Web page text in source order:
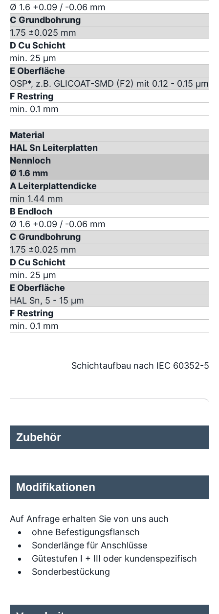
Ø 1.6 +0.09 / -0.06 mm
C Grundbohrung
1.75 ±0.025 mm
D Cu Schicht
min. 25 µm
E Oberfläche
OSP*, z.B. GLICOAT-SMD (F2) mit 0.12 - 0.15 µm
F Restring
min. 0.1 mm
Material
HAL Sn Leiterplatten
Nennloch
Ø 1.6 mm
A Leiterplattendicke
min 1.44 mm
B Endloch
Ø 1.6 +0.09 / -0.06 mm
C Grundbohrung
1.75 ±0.025 mm
D Cu Schicht
min. 25 µm
E Oberfläche
HAL Sn, 5 - 15 µm
F Restring
min. 0.1 mm
Schichtaufbau nach IEC 60352-5
Zubehör
Modifikationen
Auf Anfrage erhalten Sie von uns auch
ohne Befestigungsflansch
Sonderlänge für Anschlüsse
Gütestufen I + III oder kundenspezifisch
Sonderbestückung